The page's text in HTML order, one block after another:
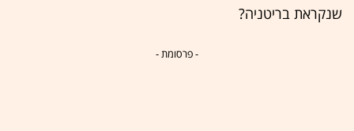
שנקראת בריטניה?
- פרסומת -